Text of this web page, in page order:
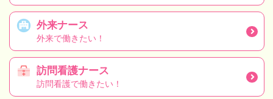
外来ナース
外来で働きたい！
訪問看護ナース
訪問看護で働きたい！